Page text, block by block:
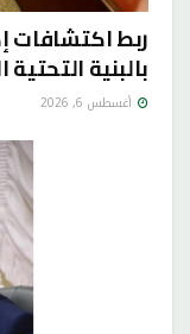
ربط اكتشافات
بالبنية
أغسطس 6, 2026